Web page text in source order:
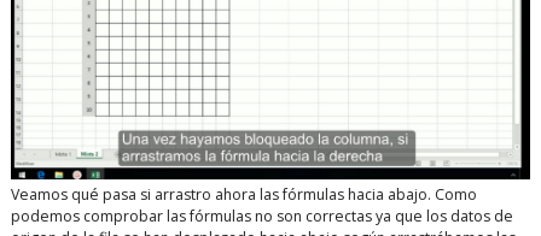
Veamos qué pasa si arrastro ahora las fórmulas hacia abajo. Como
podemos comprobar las fórmulas no son correctas ya que los datos de